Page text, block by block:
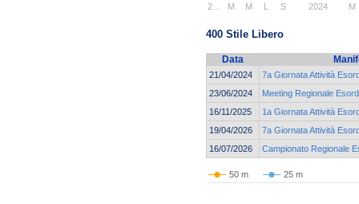
2… 2024
M M L S M
400 Stile Libero
Data
21/04/2024
7a Giornata Attività
23/06/2024
Meeting Regionale
16/11/2025
1a Giornata Attività
19/04/2026
7a Giornata Attività
16/07/2026
Campionato Regionale
50 m 25 m